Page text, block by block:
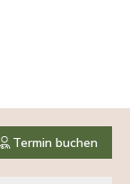
Termin buchen